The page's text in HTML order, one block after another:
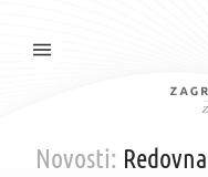
Novosti: